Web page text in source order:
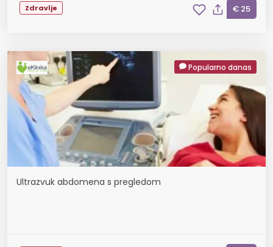
Zdravlje € 25
Popularno danas
Ultrazvuk abdomena s pregledom